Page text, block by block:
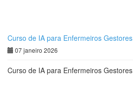
Curso de IA para Enfermeiros Gestores
07 janeiro 2026
Curso de IA para Enfermeiros Gestores